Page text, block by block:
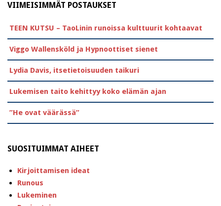
VIIMEISIMMÄT POSTAUKSET
TEEN KUTSU – TaoLinin runoissa kulttuurit kohtaavat
Viggo Wallensköld ja Hypnoottiset sienet
Lydia Davis, itsetietoisuuden taikuri
Lukemisen taito kehittyy koko elämän ajan
”He ovat väärässä”
SUOSITUIMMAT AIHEET
Kirjoittamisen ideat
Runous
Lukeminen